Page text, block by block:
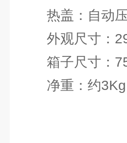
热盖：自动压
外观尺寸：
箱子尺寸：75
净重：约3Kg